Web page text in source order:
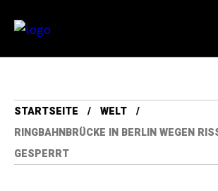
STARTSEITE
WELT
RINGBAHNBRÜCKE IN BERLIN WEGEN
GESPERRT